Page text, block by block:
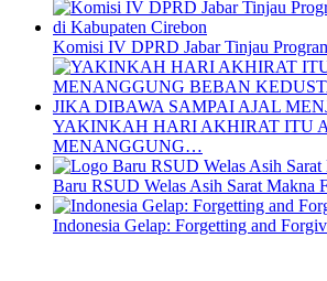
Komisi IV DPRD Jabar Tinjau
YAKINKAH HARI AKHIRAT ITU
MENANGGUNG…
Baru RSUD Welas Asih Sarat Makna
Indonesia Gelap: Forgetting and